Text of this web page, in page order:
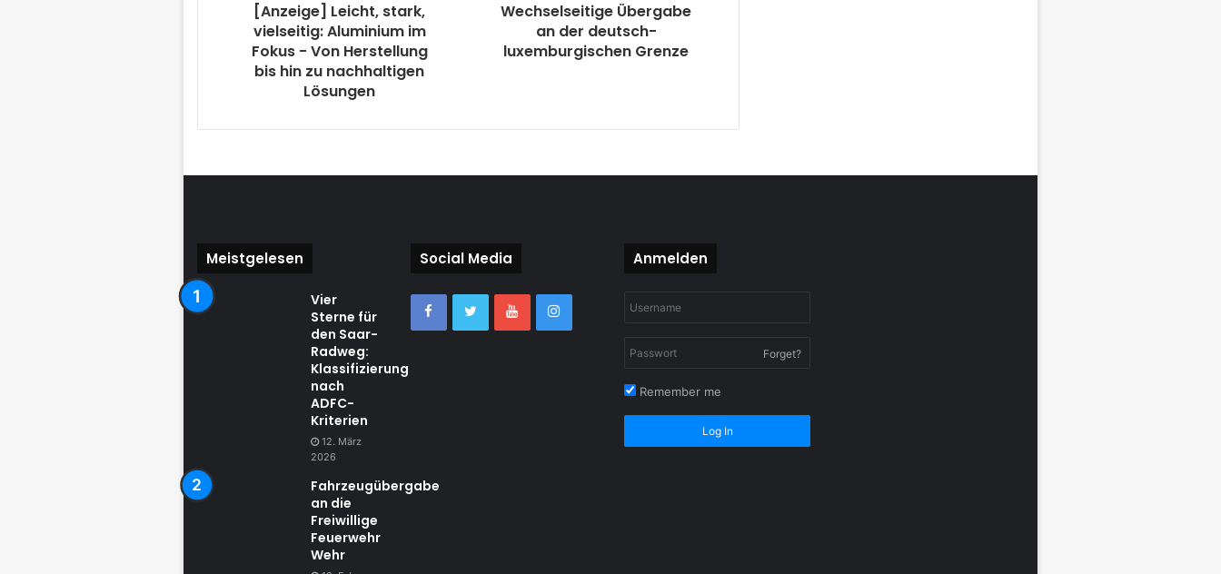
[Anzeige] Leicht, stark,
vielseitig: Aluminium im
Fokus - Von Herstellung
bis hin zu nachhaltigen
Lösungen
Wechselseitige Übergabe
an der deutsch-
luxemburgischen Grenze
Meistgelesen
Vier
Sterne für
den Saar-
Radweg:
Klassifizierung
nach
ADFC-
Kriterien
12. März
2026
Fahrzeugübergabe
an die
Freiwillige
Feuerwehr
Wehr
Social Media Anmelden
Forget?
Remember me
Log In